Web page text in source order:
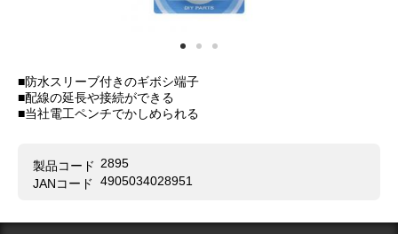
■防水スリーブ付きのギボシ端子
■配線の延長や接続ができる
■当社電工ペンチでかしめられる
製品コード 2895
JANコード
4905034028951